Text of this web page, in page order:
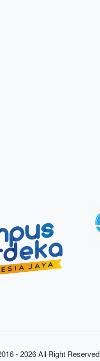
- 2026 All Right Reserved